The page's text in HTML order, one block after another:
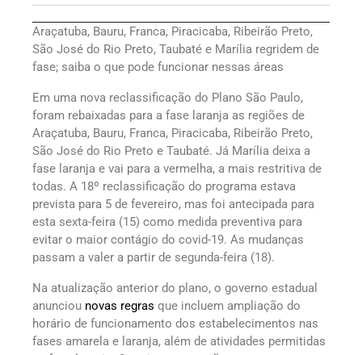
Araçatuba, Bauru, Franca, Piracicaba, Ribeirão Preto,
São José do Rio Preto, Taubaté e Marília regridem de
fase; saiba o que pode funcionar nessas áreas
Em uma nova reclassificação do Plano São Paulo,
foram rebaixadas para a fase laranja as regiões de
Araçatuba, Bauru, Franca, Piracicaba, Ribeirão Preto,
São José do Rio Preto e Taubaté. Já Marília deixa a
fase laranja e vai para a vermelha, a mais restritiva de
todas. A 18º reclassificação do programa estava
prevista para 5 de fevereiro, mas foi antecipada para
esta sexta-feira (15) como medida preventiva para
evitar o maior contágio do covid-19. As mudanças
passam a valer a partir de segunda-feira (18).
Na atualização anterior do plano, o governo estadual
anunciou novas regras que incluem ampliação do
horário de funcionamento dos estabelecimentos nas
fases amarela e laranja, além de atividades permitidas